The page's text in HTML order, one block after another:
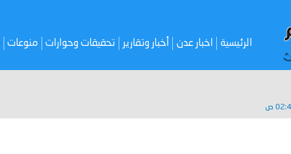
الرئيسية اخبار عدن أخبار وتقارير تحقيقات وحوارات منوعات